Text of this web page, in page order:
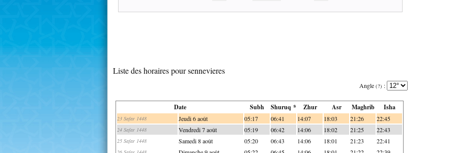
Liste des horaires pour sennevieres
Angle (?) :
Date Subh Shuruq * Zhur Asr Maghrib Isha
23 Safar 1448 Jeudi 6 août 05:17 06:41 14:07 18:03 21:26 22:45
24 Safar 1448 Vendredi 7 août 05:19 06:42 14:06 18:02 21:25 22:43
25 Safar 1448 Samedi 8 août 05:20 06:43 14:06 18:01 21:23 22:41